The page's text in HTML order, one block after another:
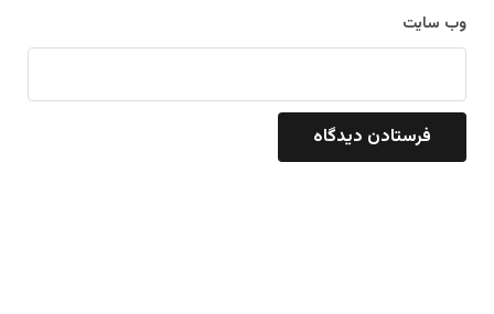
وب‌ سایت